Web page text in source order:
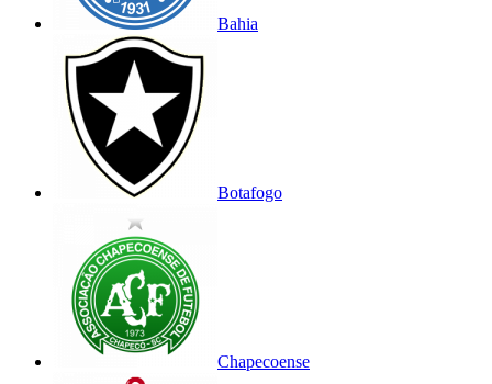
Bahia
Botafogo
Chapecoense